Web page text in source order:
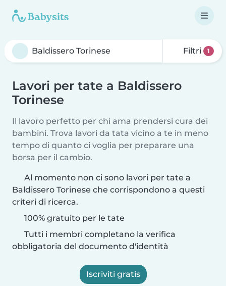
Filtri 1
Lavori per tate a Baldissero
Torinese
Il lavoro perfetto per chi ama prendersi cura dei
bambini. Trova lavori da tata vicino a te in meno
tempo di quanto ci voglia per preparare una
borsa per il cambio.
Al momento non ci sono lavori per tate a
Baldissero Torinese che corrispondono a questi
criteri di ricerca.
100% gratuito per le tate
Tutti i membri completano la verifica
obbligatoria del documento d'identità
Iscriviti gratis